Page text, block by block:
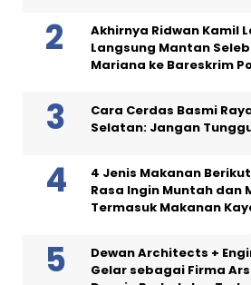
Akhirnya Ridwan Kamil
Langsung Mantan
Mariana ke Bareskrim
Cara Cerdas Basmi
Selatan: Jangan
4 Jenis Makanan
Rasa Ingin Muntah dan
Termasuk Makanan
Dewan Architects +
Gelar sebagai Firma